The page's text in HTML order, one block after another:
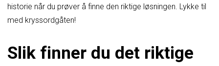
historie når du prøver å finne den riktige løsningen. Lykke til
med kryssordgåten!
Slik finner du det riktige